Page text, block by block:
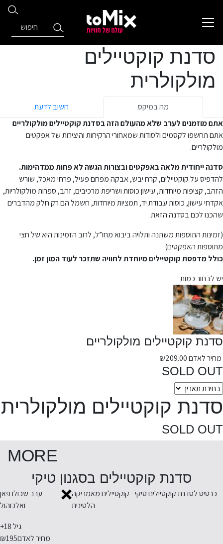
סדנת קוקטיילים
מולקולרית
מה במיקס
חשוב לדעת
אתם מוזמנים לערב שלא מהעולם הזה בסדנת קוקטיילים מולקולריים
אתם תחשפו לקסמים ולסודות שמאחורי הרקיחות והיצירות של אפקטים
מולקולריים.
סדנה ייחודית מלאה באפקטים ובצורות הגשה לא פחות ממדהימות.
להדפיס על קוקטיילים, קרח יבש, אבקה מפחם פעיל, פרחי מאכל, שורש
הזהב, קציפות מיוחדות, עישון כוסות ושריפת מרכיבים, זהב, ספרות מולקולריות,
אקדחי עישון, כוסות עבודת יד, תמציות מיוחדות, חשמל הם רק חלק מהדברים
שהכנו לכם בסדנה הזאת.
(זמינות התוספות משתנה ותלויה ביבוא מחו”ל, לרוב הזמינות היא של חצי
מתוספות האפקטים)
כולל מדפסת קוקטיילים מיוחדת לחוויה שתזכר לעוד המון זמן.
יש לבחור כמות
סדנת קוקטיילים מולקולריים
מחיר לאדם ₪209.00
SOLD OUT
סדנת קוקטיילים מולקולרית
SOLD OUT
MORE
סדנת קוקטיילים בסגנון טיקי
כרטיס לסדנת קוקטיילים טיקי - קוקטיילים מאמריקה
הלטינית
ערב שכולו פאן
ואלכוהול
גיל 18+
מחיר לאדם₪195